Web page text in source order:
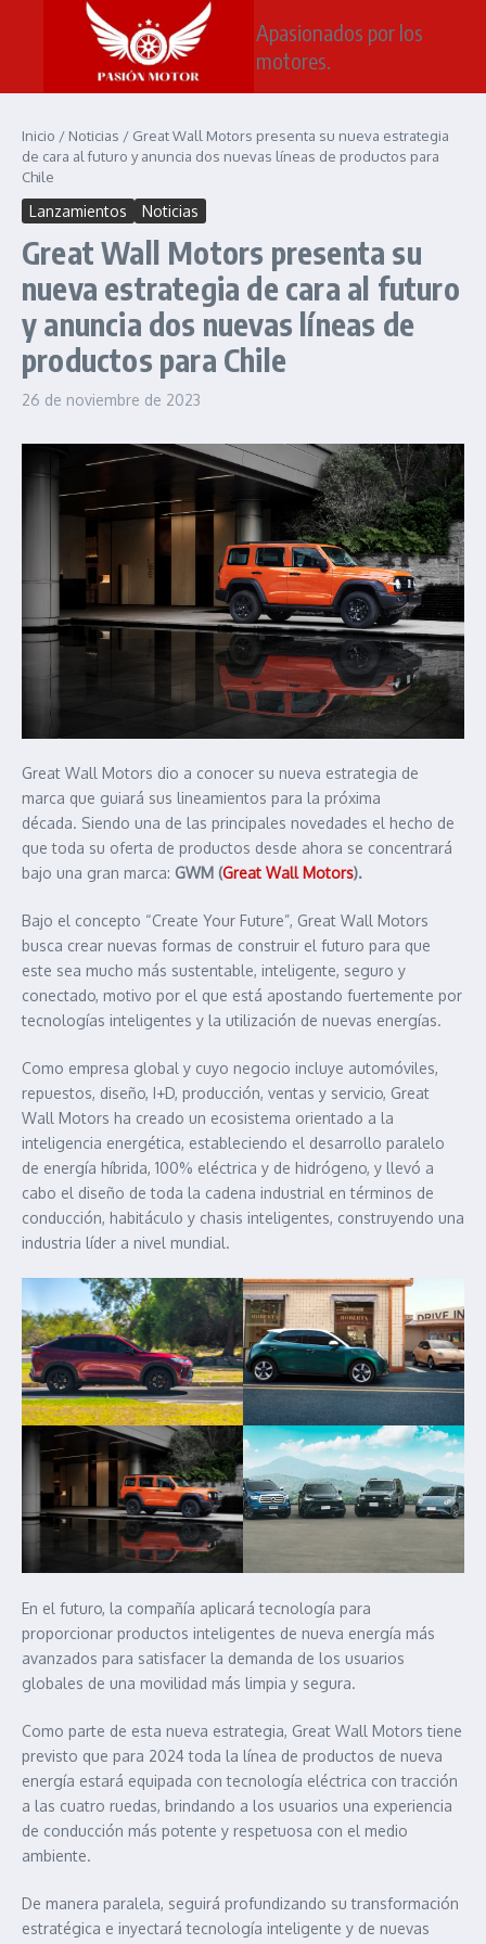
Saltar al contenido
Apasionados por los
motores.
Inicio / Noticias / Great Wall Motors presenta su nueva estrategia
de cara al futuro y anuncia dos nuevas líneas de productos para
Chile
Lanzamientos Noticias
Great Wall Motors presenta su
nueva estrategia de cara al futuro
y anuncia dos nuevas líneas de
productos para Chile
26 de noviembre de 2023
Great Wall Motors dio a conocer su nueva estrategia de
marca que guiará sus lineamientos para la próxima
década. Siendo una de las principales novedades el hecho de
que toda su oferta de productos desde ahora se concentrará
bajo una gran marca: GWM (Great Wall Motors).
Bajo el concepto “Create Your Future”, Great Wall Motors
busca crear nuevas formas de construir el futuro para que
este sea mucho más sustentable, inteligente, seguro y
conectado, motivo por el que está apostando fuertemente por
tecnologías inteligentes y la utilización de nuevas energías.
Como empresa global y cuyo negocio incluye automóviles,
repuestos, diseño, I+D, producción, ventas y servicio, Great
Wall Motors ha creado un ecosistema orientado a la
inteligencia energética, estableciendo el desarrollo paralelo
de energía híbrida, 100% eléctrica y de hidrógeno, y llevó a
cabo el diseño de toda la cadena industrial en términos de
conducción, habitáculo y chasis inteligentes, construyendo una
industria líder a nivel mundial.
En el futuro, la compañía aplicará tecnología para
proporcionar productos inteligentes de nueva energía más
avanzados para satisfacer la demanda de los usuarios
globales de una movilidad más limpia y segura.
Como parte de esta nueva estrategia, Great Wall Motors tiene
previsto que para 2024 toda la línea de productos de nueva
energía estará equipada con tecnología eléctrica con tracción
a las cuatro ruedas, brindando a los usuarios una experiencia
de conducción más potente y respetuosa con el medio
ambiente.
De manera paralela, seguirá profundizando su transformación
estratégica e inyectará tecnología inteligente y de nuevas